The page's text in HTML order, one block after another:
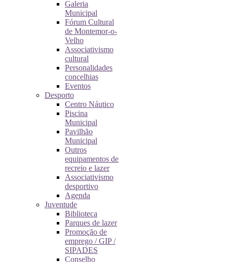
Galeria
Municipal
Fórum Cultural
de Montemor-o-
Velho
Associativismo
cultural
Personalidades
concelhias
Eventos
Desporto
Centro Náutico
Piscina
Municipal
Pavilhão
Municipal
Outros
equipamentos de
recreio e lazer
Associativismo
desportivo
Agenda
Juventude
Biblioteca
Parques de lazer
Promoção de
emprego / GIP /
SIPADES
Conselho